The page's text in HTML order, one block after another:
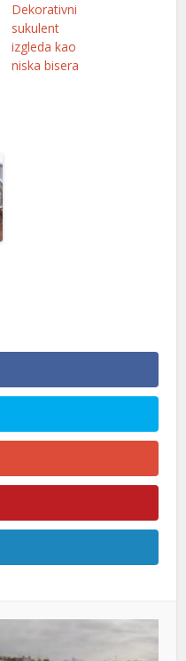
Dekorativni
sukulent
izgleda kao
niska bisera